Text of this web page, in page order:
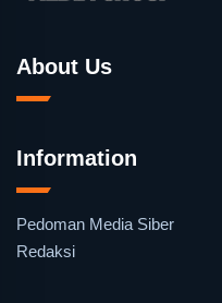
About Us
Information
Pedoman Media Siber
Redaksi